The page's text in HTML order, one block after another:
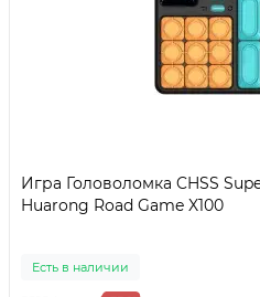
Игра Головоломка CHSS
Huarong Road Game X100
Есть в наличии